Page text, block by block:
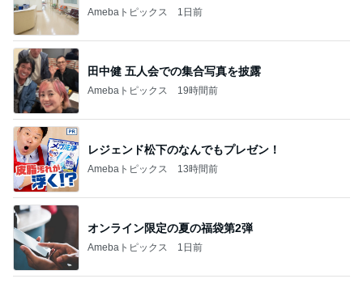
Amebaトピックス 1日前
田中健 五人会での集合写真を披露
Amebaトピックス 19時間前
レジェンド松下のなんでもプレゼン！
Amebaトピックス 13時間前
オンライン限定の夏の福袋第2弾
Amebaトピックス 1日前